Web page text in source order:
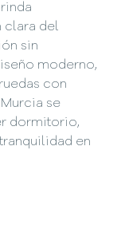
clara del
sin
moderno,
con
se
dormitorio,
en